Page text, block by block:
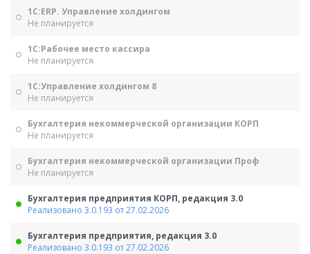
1С:ERP. Управление холдингом
Не планируется
1С:Рабочее место кассира
Не планируется
1С:Управление холдингом 8
Не планируется
Бухгалтерия некоммерческой организации КОРП
Не планируется
Бухгалтерия некоммерческой организации Проф
Не планируется
Бухгалтерия предприятия КОРП, редакция 3.0
Реализовано 3.0.193 от 27.02.2026
Бухгалтерия предприятия, редакция 3.0
Реализовано 3.0.193 от 27.02.2026